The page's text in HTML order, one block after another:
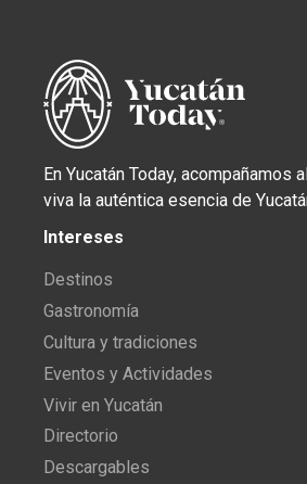
En Yucatán Today, acompañamos
viva la auténtica esencia de
Intereses
Destinos
Gastronomía
Cultura y tradiciones
Eventos y Actividades
Vivir en Yucatán
Directorio
Descargables